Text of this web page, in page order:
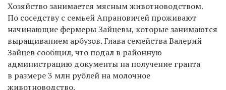
Хозяйство занимается мясным животноводством.
По соседству с семьей Апрановичей проживают
начинающие фермеры Зайцевы, которые занимаются
выращиванием арбузов. Глава семейства Валерий
Зайцев сообщил, что подал в районную
администрацию документы на получение гранта
в размере 3 млн рублей на молочное
животноводство.